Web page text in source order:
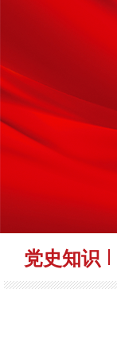
党史知识